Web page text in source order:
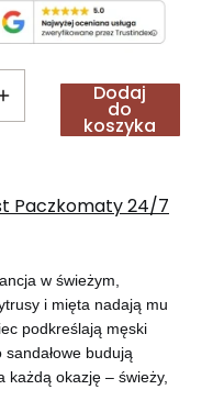
Dodaj
do
koszyka
Paczkomaty 24/7
w świeżym,
i mięta nadają mu
podkreślają męski
budują
każdą okazję – świeży,